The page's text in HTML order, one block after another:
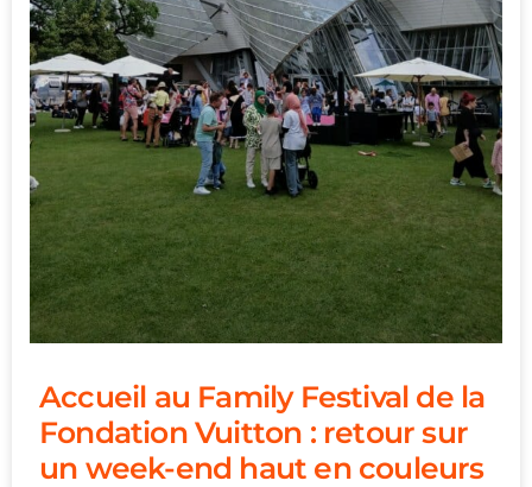
Accueil au Family Festival de la
Fondation Vuitton : retour sur
un week-end haut en couleurs